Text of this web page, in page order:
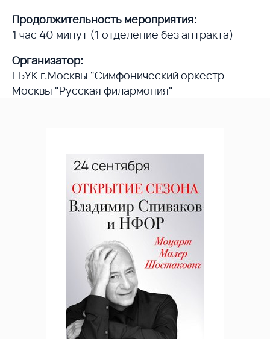
Продолжительность мероприятия:
1 час 40 минут (1 отделение без антракта)
Организатор:
ГБУК г.Москвы "Симфонический оркестр
Москвы "Русская филармония"